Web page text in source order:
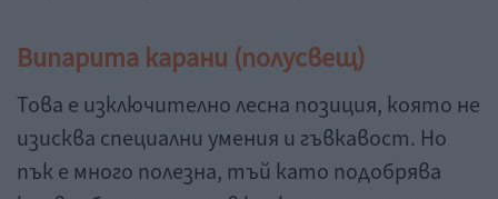
Випарита карани (полусвещ)
Това е изключително лесна позиция, която не
изисква специални умения и гъвкавост. Но
пък е много полезна, тъй като подобрява